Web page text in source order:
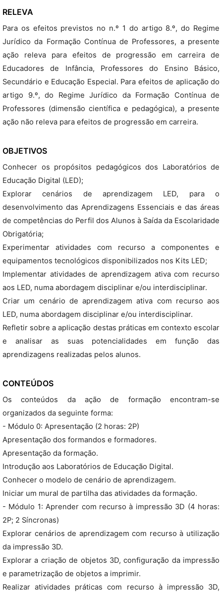
RELEVA
Para os efeitos previstos no n.º 1 do artigo 8.º, do Regime
Jurídico da Formação Contínua de Professores, a presente
ação releva para efeitos de progressão em carreira de
Educadores de Infância, Professores do Ensino Básico,
Secundário e Educação Especial. Para efeitos de aplicação do
artigo 9.º, do Regime Jurídico da Formação Contínua de
Professores (dimensão científica e pedagógica), a presente
ação não releva para efeitos de progressão em carreira.
OBJETIVOS
Conhecer os propósitos pedagógicos dos Laboratórios de
Educação Digital (LED);
Explorar cenários de aprendizagem LED, para o
desenvolvimento das Aprendizagens Essenciais e das áreas
de competências do Perfil dos Alunos à Saída da Escolaridade
Obrigatória;
Experimentar atividades com recurso a componentes e
equipamentos tecnológicos disponibilizados nos Kits LED;
Implementar atividades de aprendizagem ativa com recurso
aos LED, numa abordagem disciplinar e/ou interdisciplinar.
Criar um cenário de aprendizagem ativa com recurso aos
LED, numa abordagem disciplinar e/ou interdisciplinar.
Refletir sobre a aplicação destas práticas em contexto escolar
e analisar as suas potencialidades em função das
aprendizagens realizadas pelos alunos.
CONTEÚDOS
Os conteúdos da ação de formação encontram-se
organizados da seguinte forma:
- Módulo 0: Apresentação (2 horas: 2P)
Apresentação dos formandos e formadores.
Apresentação da formação.
Introdução aos Laboratórios de Educação Digital.
Conhecer o modelo de cenário de aprendizagem.
Iniciar um mural de partilha das atividades da formação.
- Módulo 1: Aprender com recurso à impressão 3D (4 horas:
2P; 2 Síncronas)
Explorar cenários de aprendizagem com recurso à utilização
da impressão 3D.
Explorar a criação de objetos 3D, configuração da impressão
e parametrização de objetos a imprimir.
Realizar atividades práticas com recurso à impressão 3D,